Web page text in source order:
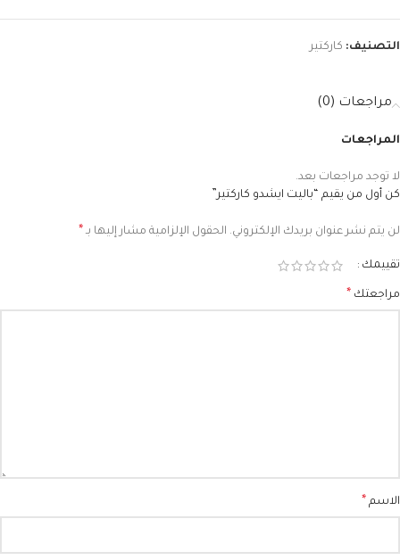
التصنيف: كاركتير
مراجعات (0)
المراجعات
لا توجد مراجعات بعد.
كن أول من يقيم “باليت ايشدو كاركتير”
لن يتم نشر عنوان بريدك الإلكتروني. الحقول الإلزامية مشار إليها بـ *
تقييمك
مراجعتك *
الاسم *